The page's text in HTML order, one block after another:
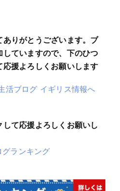
りがとうございます。ブ
していますので、下のひつ
応援よろしくお願いします
て応援よろしくお願いし
グランキング